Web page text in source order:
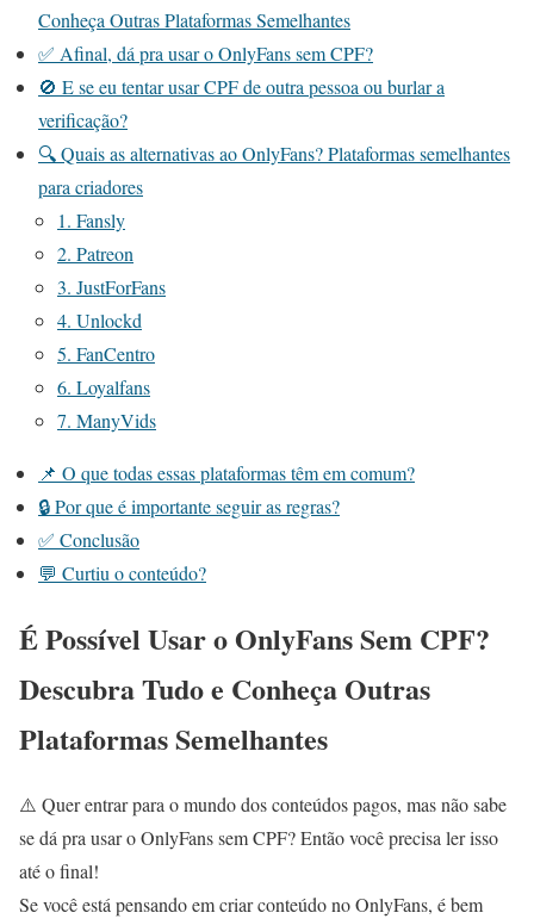
Conheça Outras Plataformas Semelhantes
✅ Afinal, dá pra usar o OnlyFans sem CPF?
🚫 E se eu tentar usar CPF de outra pessoa ou burlar a
verificação?
🔍 Quais as alternativas ao OnlyFans? Plataformas semelhantes
para criadores
1. Fansly
2. Patreon
3. JustForFans
4. Unlockd
5. FanCentro
6. Loyalfans
7. ManyVids
📌 O que todas essas plataformas têm em comum?
🔒 Por que é importante seguir as regras?
✅ Conclusão
💬 Curtiu o conteúdo?
É Possível Usar o OnlyFans Sem CPF?
Descubra Tudo e Conheça Outras
Plataformas Semelhantes
⚠️ Quer entrar para o mundo dos conteúdos pagos, mas não sabe
se dá pra usar o OnlyFans sem CPF? Então você precisa ler isso
até o final!
Se você está pensando em criar conteúdo no OnlyFans, é bem